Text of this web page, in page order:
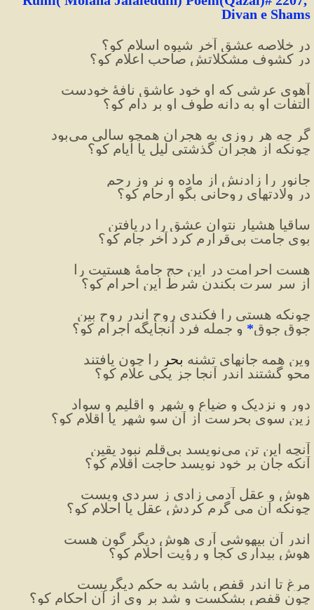
Divan e Shams
در خلاصه عشق آخر شیوه اسلام کو؟
در کشوف مشکلاتش صاحب اعلام کو؟
آهوی عرشی که او خود عاشق نافهٔ خودست
التفات او به دانه طوف او بر دام کو؟
گر چه هر روزی به هجران همچو سالی می‌بود
چونکه از هجران گذشتی لیل یا ایام کو؟
جانور را زادنش از ماده و نر وز رحم
در ولادتهای روحانی بگو ارحام کو؟
ساقیا هشیار نتوان عشق را دریافتن
بوی جامت بی‌قرارم کرد آخر جام کو؟
هست احرامت در این حج جامهٔ هستیت را
از سر سرت بکندن شرط این احرام کو؟
چونکه هستی را فکندی روح اندر روح بین
جوق جوق* و جمله فرد آنجایگه اجرام کو؟
وین همه جانهای تشنه بحر را چون یافتند
محو گشتند اندر آنجا جز یکی علام کو؟
دور و نزدیک و ضیاع و شهر و اقلیم و سواد
زین سوی بحرست از آن سو شهر یا اقلام کو؟
آنچه این تن می‌نویسد بی‌قلم نبود یقین
آنکه جان بر خود نویسد حاجت اقلام کو؟
هوش و عقل آدمی زادی ز سردی ویست
چونکه آن می گرم کردش عقل یا احلام کو؟
اندر آن بیهوشی آری هوش دیگر گون هست
هوش بیداری کجا و رؤیت احلام کو؟
مرغ تا اندر قفص باشد به حکم دیگریست
چون قفص بشکست و شد بر وی از آن احکام کو؟